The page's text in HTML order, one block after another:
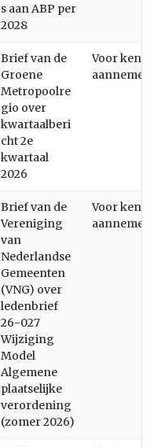
s aan ABP per
2028
Brief van de
Groene
Metropoolre
gio over
kwartaalberi
cht 2e
kwartaal
2026
Voor
aannemen
Brief van de
Vereniging
van
Nederlandse
Gemeenten
(VNG) over
ledenbrief
26-027
Wijziging
Model
Algemene
plaatselijke
verordening
(zomer 2026)
Voor
aannemen